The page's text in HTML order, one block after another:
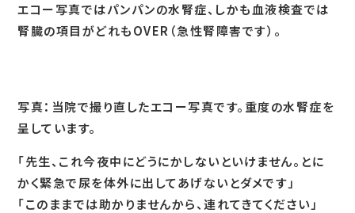
エコー写真ではパンパンの水腎症、しかも血液検査では
腎臓の項目がどれもOVER（急性腎障害です）。
写真：当院で撮り直したエコー写真です。重度の水腎症を
呈しています。
「先生、これ今夜中にどうにかしないといけません。とに
かく緊急で尿を体外に出してあげないとダメです」
「このままでは助かりませんから、連れてきてください」